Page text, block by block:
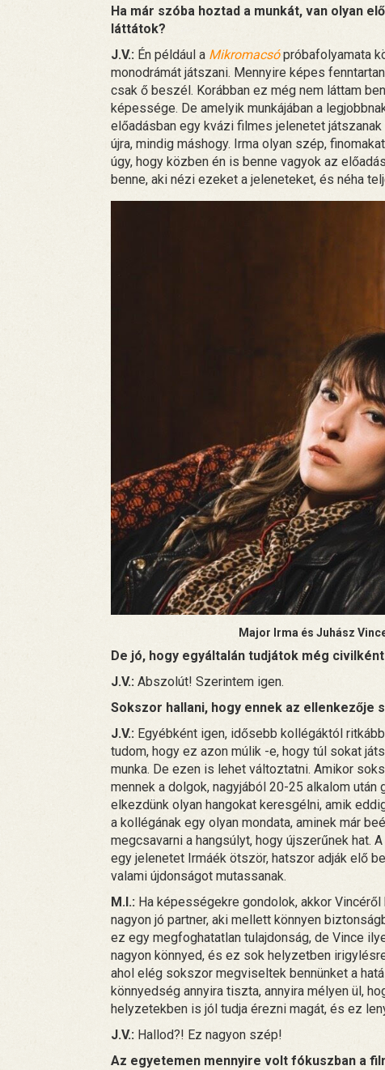
Ha már szóba hoztad a munkát, van olyan
láttátok?
J.V.: Én például a Mikromacsópróbafolyamata
monodrámát játszani. Mennyire képes
csak ő beszél. Korábban ez még nem láttam
képessége. De amelyik munkájában a
előadásban egy kvázi filmes jelenetet játszanak
újra, mindig máshogy. Irma olyan szép,
úgy, hogy közben én is benne vagyok az
benne, aki nézi ezeket a jeleneteket, és néha
Major Irma és Juhász
De jó, hogy egyáltalán tudjátok még
J.V.: Abszolút! Szerintem igen.
Sokszor hallani, hogy ennek az ellenkezője
J.V.: Egyébként igen, idősebb kollégáktól
tudom, hogy ez azon múlik -e, hogy túl sokat
munka. De ezen is lehet változtatni. Amikor
mennek a dolgok, nagyjából 20-25 alkalom
elkezdünk olyan hangokat keresgélni, amik
a kollégának egy olyan mondata, aminek már
megcsavarni a hangsúlyt, hogy újszerűnek hat. A
egy jelenetet Irmáék ötször, hatszor adják elő
valami újdonságot mutassanak.
M.I.: Ha képességekre gondolok, akkor
nagyon jó partner, aki mellett könnyen
ez egy megfoghatatlan tulajdonság, de Vince
nagyon könnyed, és ez sok helyzetben
ahol elég sokszor megviseltek bennünket a
könnyedség annyira tiszta, annyira mélyen ül,
helyzetekben is jól tudja érezni magát, és ez
J.V.: Hallod?! Ez nagyon szép!
Az egyetemen mennyire volt fókuszban a